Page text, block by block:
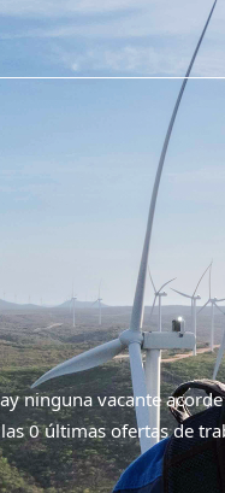
ninguna vacante
0 últimas ofertas de